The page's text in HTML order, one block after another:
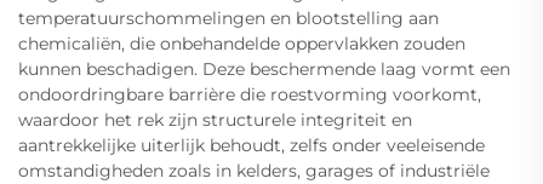
temperatuurschommelingen en blootstelling aan
chemicaliën, die onbehandelde oppervlakken zouden
kunnen beschadigen. Deze beschermende laag vormt een
ondoordringbare barrière die roestvorming voorkomt,
waardoor het rek zijn structurele integriteit en
aantrekkelijke uiterlijk behoudt, zelfs onder veeleisende
omstandigheden zoals in kelders, garages of industriële